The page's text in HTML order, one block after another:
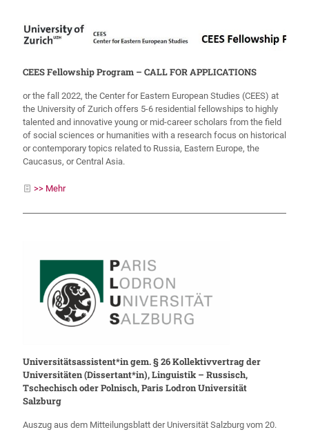
CEES Fellowship Program – CALL FOR APPLICATIONS
or the fall 2022, the Center for Eastern European Studies (CEES) at
the University of Zurich offers 5-6 residential fellowships to highly
talented and innovative young or mid-career scholars from the field
of social sciences or humanities with a research focus on historical
or contemporary topics related to Russia, Eastern Europe, the
Caucasus, or Central Asia.
>> Mehr
Universitätsassistent*in gem. § 26 Kollektivvertrag der
Universitäten (Dissertant*in), Linguistik – Russisch,
Tschechisch oder Polnisch, Paris Lodron Universität
Salzburg
Auszug aus dem Mitteilungsblatt der Universität Salzburg vom 20.